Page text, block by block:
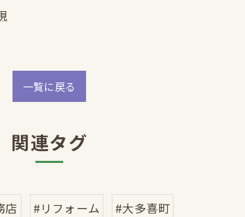
一覧に戻る
関連タグ
店 #リフォーム #大多喜町